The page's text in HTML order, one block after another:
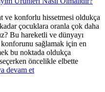
ve konforlu hissetmesi oldukça
çocuklara oranla çok daha
Bu hareketli ve dünyayı
sağlamak için en
bu noktada oldukça
öncelikle elbette
devam et"Bebek